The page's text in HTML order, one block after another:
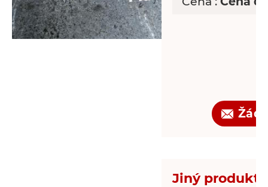
Jiný produkt